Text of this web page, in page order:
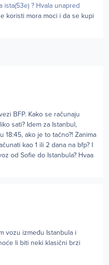
? Hvala unapred
koristi mora moci i da se kupi
BFP. Kako se računaju
sati? Idem za Istanbul,
18:45, ako je to tačno?! Zanima
kao 1 ili 2 dana na bfp? I
od Sofie do Istanbula? Hvaa
vozu između Istanbula i
li biti neki klasični brzi